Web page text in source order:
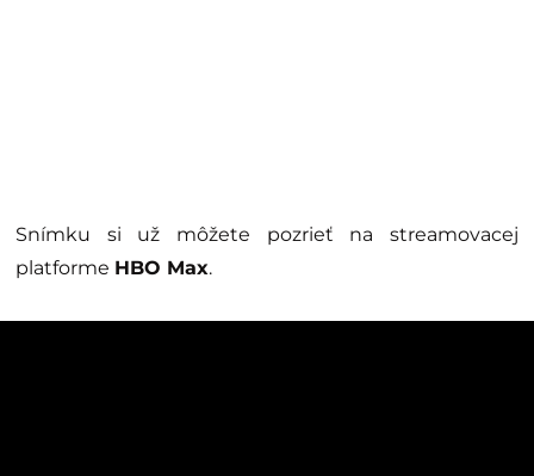
Snímku si už môžete pozrieť na streamovacej
platforme HBO Max.